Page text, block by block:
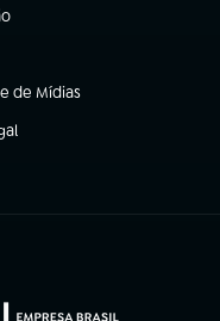
aba)
de Mídias
aba)